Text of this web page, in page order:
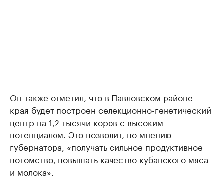
Он также отметил, что в Павловском районе
края будет построен селекционно-генетический
центр на 1,2 тысячи коров с высоким
потенциалом. Это позволит, по мнению
губернатора, «получать сильное продуктивное
потомство, повышать качество кубанского мяса
и молока».